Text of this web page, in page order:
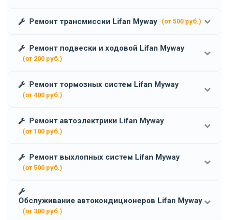
Ремонт трансмиссии Lifan Myway (от 500 руб.)
Ремонт подвески и ходовой Lifan Myway
(от 200 руб.)
Ремонт тормозных систем Lifan Myway
(от 400 руб.)
Ремонт автоэлектрики Lifan Myway
(от 100 руб.)
Ремонт выхлопных систем Lifan Myway
(от 500 руб.)
Обслуживание автокондиционеров Lifan Myway
(от 300 руб.)